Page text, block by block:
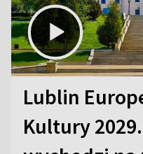
Lublin
Kultury